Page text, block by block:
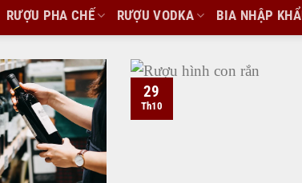
RƯỢU PHA CHẾ RƯỢU VODKA BIA NHẬP
29
Th10